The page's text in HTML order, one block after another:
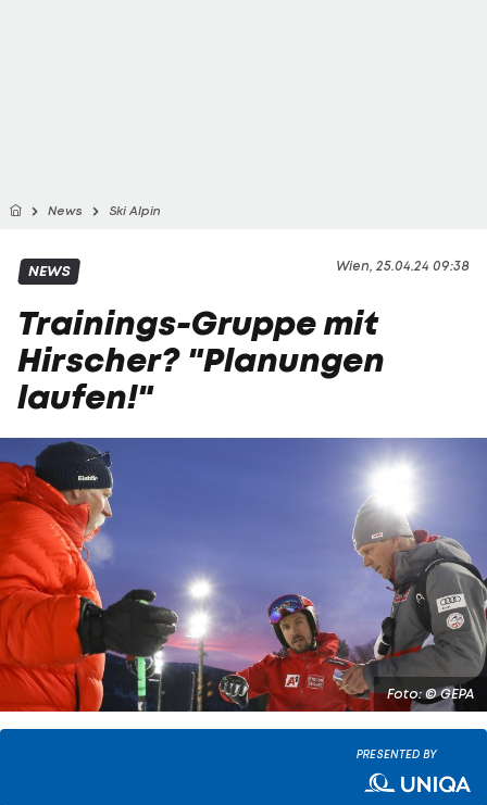
News Ski Alpin
Wien, 25.04.24 09:38
NEWS
Trainings-Gruppe mit
Hirscher? "Planungen
laufen!"
Foto: © GEPA
PRESENTED BY